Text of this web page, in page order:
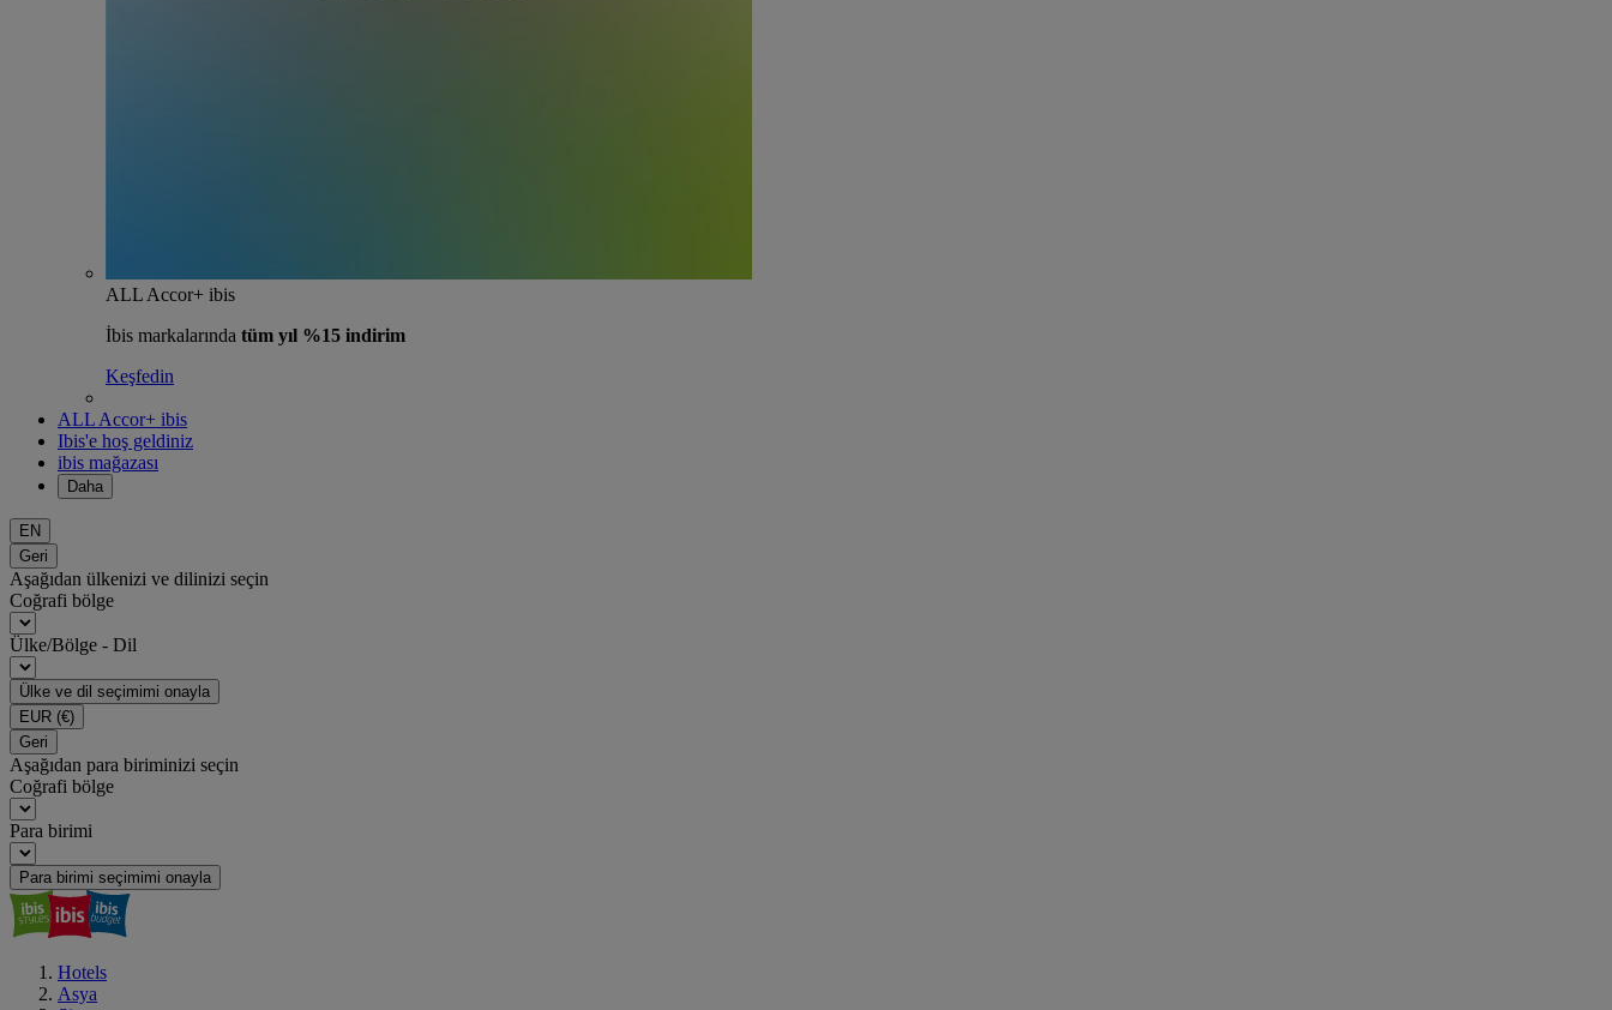
ALL Accor+ ibis
İbis markalarında tüm yıl %15 indirim
Keşfedin
ALL Accor+ ibis
Ibis'e hoş geldiniz
ibis mağazası
Daha
EN
Geri
Aşağıdan ülkenizi ve dilinizi seçin
Coğrafi bölge
Ülke/Bölge - Dil
Ülke ve dil seçimimi onayla
EUR (€)
Geri
Aşağıdan para biriminizi seçin
Coğrafi bölge
Para birimi
Para birimi seçimimi onayla
Hotels
Asya